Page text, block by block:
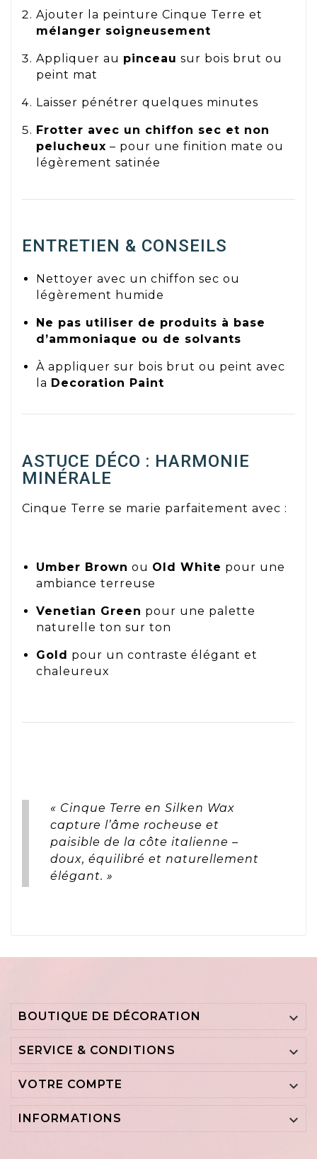
Ajouter la peinture Cinque Terre et
mélanger soigneusement
Appliquer au pinceau sur bois brut ou
peint mat
Laisser pénétrer quelques minutes
Frotter avec un chiffon sec et non
pelucheux – pour une finition mate ou
légèrement satinée
ENTRETIEN & CONSEILS
Nettoyer avec un chiffon sec ou
légèrement humide
Ne pas utiliser de produits à base
d’ammoniaque ou de solvants
À appliquer sur bois brut ou peint avec
la Decoration Paint
ASTUCE DÉCO : HARMONIE
MINÉRALE
Cinque Terre se marie parfaitement avec :
Umber Brown ou Old White pour une
ambiance terreuse
Venetian Green pour une palette
naturelle ton sur ton
Gold pour un contraste élégant et
chaleureux
« Cinque Terre en Silken Wax
capture l’âme rocheuse et
paisible de la côte italienne –
doux, équilibré et naturellement
élégant. »
BOUTIQUE DE DÉCORATION 
SERVICE & CONDITIONS 
VOTRE COMPTE 
INFORMATIONS 